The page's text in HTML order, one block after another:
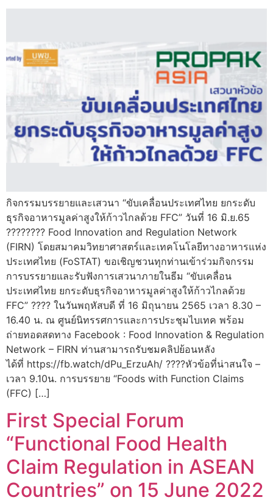
กิจกรรมบรรยายและเสวนา “ขับเคลื่อนประเทศไทย ยกระดับ
ธุรกิจอาหารมูลค่าสูงให้ก้าวไกลด้วย FFC” วันที่ 16 มิ.ย.65
???????? Food Innovation and Regulation Network
(FIRN) โดยสมาคมวิทยาศาสตร์และเทคโนโลยีทางอาหารแห่ง
ประเทศไทย (FoSTAT) ขอเชิญชวนทุกท่านเข้าร่วมกิจกรรม
การบรรยายและรับฟังการเสวนาภายในธีม “ขับเคลื่อน
ประเทศไทย ยกระดับธุรกิจอาหารมูลค่าสูงให้ก้าวไกลด้วย
FFC” ???? ในวันพฤหัสบดี ที่ 16 มิถุนายน 2565 เวลา 8.30 –
16.40 น. ณ ศูนย์นิทรรศการและการประชุมไบเทค พร้อม
ถ่ายทอดสดทาง Facebook : Food Innovation & Regulation
Network – FIRN ท่านสามารถรับชมคลิปย้อนหลัง
ได้ที่ https://fb.watch/dPu_ErzuAh/ ????หัวข้อที่น่าสนใจ –
เวลา 9.10น. การบรรยาย “Foods with Function Claims
(FFC) […]
First Special Forum
“Functional Food Health
Claim Regulation in ASEAN
Countries” on 15 June 2022